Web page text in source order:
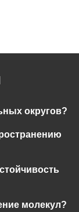
округов?
молекул?